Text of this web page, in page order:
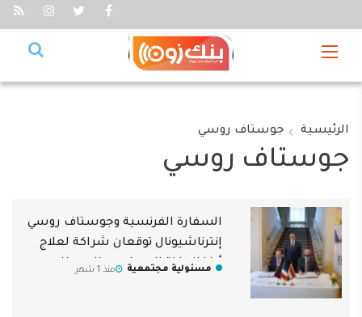
الرئيسية جوستاف روسي
جوستاف روسي
السفارة الفرنسية وجوستاف روسي
إنترناشيونال توقعان شراكة لعلاج
أطفال غزة المصابين بالسرطان
مسئولية مجتمعية منذ 1 شهر